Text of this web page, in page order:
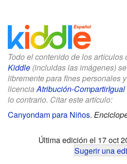
Todo el contenido de los artículos
Kiddle (incluidas las imágenes)
libremente para fines personales
licenciaAtribución-CompartirIgual
lo contrario. Citar este artículo:
Canyondam para Niños.
Última edición el 17 oct
Sugerir una